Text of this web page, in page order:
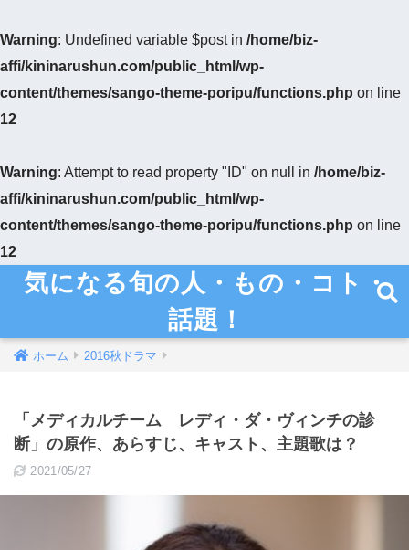
Warning: Undefined variable $post in /home/biz-
affi/kininarushun.com/public_html/wp-
content/themes/sango-theme-poripu/functions.php on line
12
Warning: Attempt to read property "ID" on null in /home/biz-
affi/kininarushun.com/public_html/wp-
content/themes/sango-theme-poripu/functions.php on line
12
気になる旬の人・もの・コト・
話題！
ホーム 2016秋ドラマ
「メディカルチーム レディ・ダ・ヴィンチの診
断」の原作、あらすじ、キャスト、主題歌は？
2021/05/27